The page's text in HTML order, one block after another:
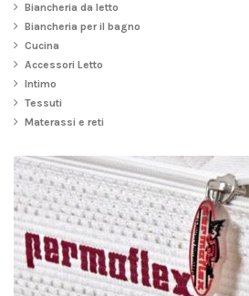
Biancheria da letto
Biancheria per il bagno
Cucina
Accessori Letto
Intimo
Tessuti
Materassi e reti